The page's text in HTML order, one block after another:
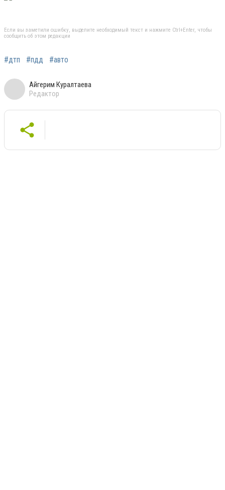
Если вы заметили ошибку, выделите необходимый текст и нажмите Ctrl+Enter, чтобы
сообщить об этом редакции
#дтп #пдд #авто
Айгерим Куралтаева
Редактор